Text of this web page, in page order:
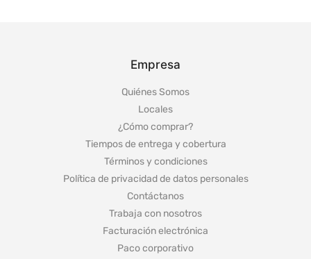
Empresa
Quiénes Somos
Locales
¿Cómo comprar?
Tiempos de entrega y cobertura
Términos y condiciones
Política de privacidad de datos personales
Contáctanos
Trabaja con nosotros
Facturación electrónica
Paco corporativo